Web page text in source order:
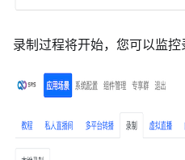
录制过程将开始，您可以监控